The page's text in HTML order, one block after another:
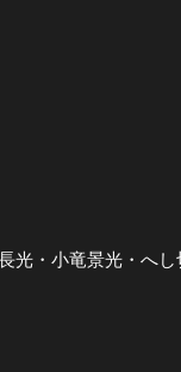
・小竜景光・へ